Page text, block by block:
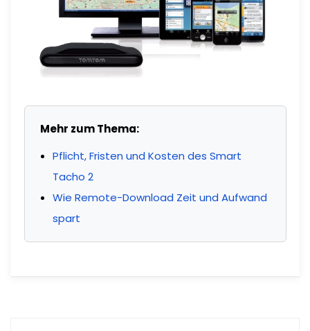
Mehr zum Thema:
Pflicht, Fristen und Kosten des Smart
Tacho 2
Wie Remote-Download Zeit und Aufwand
spart